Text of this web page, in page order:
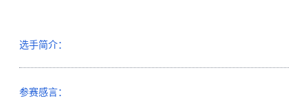
选手简介：
参赛感言：